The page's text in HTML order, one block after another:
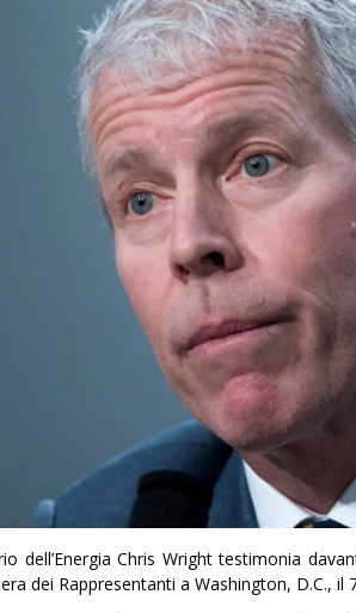
dell’Energia Chris Wright testimonia
dei Rappresentanti a Washington, D.C.,